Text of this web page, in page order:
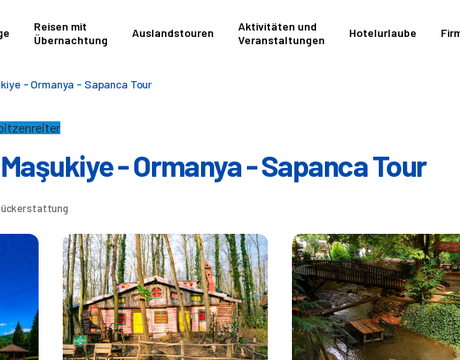
Reisen mit
Übernachtung
Auslandstouren
Aktivitäten und
Veranstaltungen
Hotelurlaube
- Ormanya - Sapanca Tour
- Ormanya - Sapanca Tour